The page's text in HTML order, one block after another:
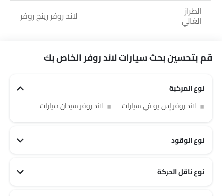
الطراز
الغالي لاند روفر رينج روفر
قم بتحسين بحث سيارات لاند روفر الخاص بك
نوع المركبة
لاند روفر إس يو في سيارات
لاند روفر سيدان سيارات
نوع الوقود
نوع ناقل الحركة